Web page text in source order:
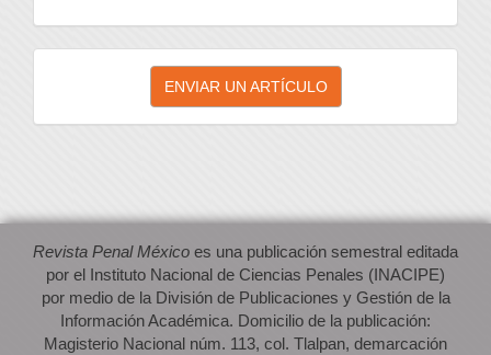
Enviar
artículo
ENVIAR UN ARTÍCULO
Revista Penal México es una publicación semestral editada
por el Instituto Nacional de Ciencias Penales (INACIPE)
por medio de la División de Publicaciones y Gestión de la
Información Académica. Domicilio de la publicación:
Magisterio Nacional núm. 113, col. Tlalpan, demarcación